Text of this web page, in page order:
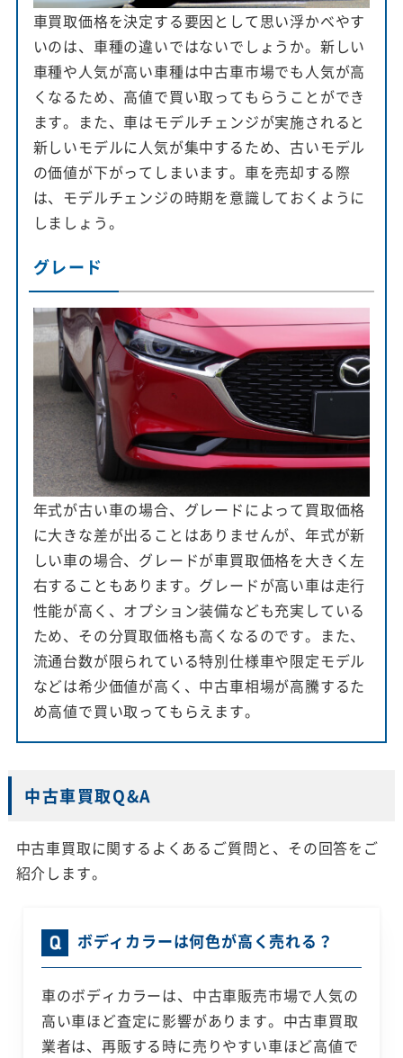
車買取価格を決定する要因として思い浮かべやす
いのは、車種の違いではないでしょうか。新しい
車種や人気が高い車種は中古車市場でも人気が高
くなるため、高値で買い取ってもらうことができ
ます。また、車はモデルチェンジが実施されると
新しいモデルに人気が集中するため、古いモデル
の価値が下がってしまいます。車を売却する際
は、モデルチェンジの時期を意識しておくように
しましょう。
グレード
年式が古い車の場合、グレードによって買取価格
に大きな差が出ることはありませんが、年式が新
しい車の場合、グレードが車買取価格を大きく左
右することもあります。グレードが高い車は走行
性能が高く、オプション装備なども充実している
ため、その分買取価格も高くなるのです。また、
流通台数が限られている特別仕様車や限定モデル
などは希少価値が高く、中古車相場が高騰するた
め高値で買い取ってもらえます。
中古車買取Q&A
中古車買取に関するよくあるご質問と、その回答をご
紹介します。
ボディカラーは何色が高く売れる？
車のボディカラーは、中古車販売市場で人気の
高い車ほど査定に影響があります。中古車買取
業者は、再販する時に売りやすい車ほど高値で